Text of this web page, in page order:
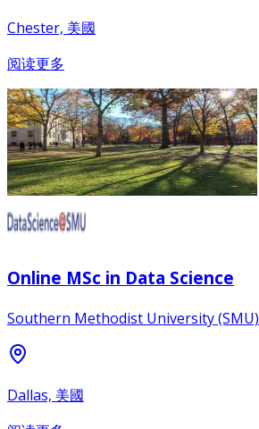
Chester, 美國
阅读更多
Online MSc in Data Science
Southern Methodist University (SMU)
Dallas, 美國